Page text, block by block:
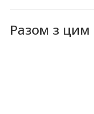
Разом з цим